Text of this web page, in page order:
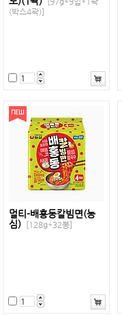
(박스4곽)]
멀티-배홍동칼빔면(농
심)
[128g*32봉]